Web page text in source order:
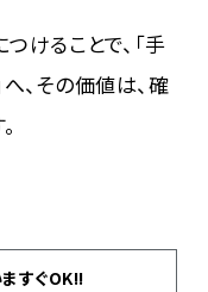
けることで、「手
、その価値は、確
すぐOK!!